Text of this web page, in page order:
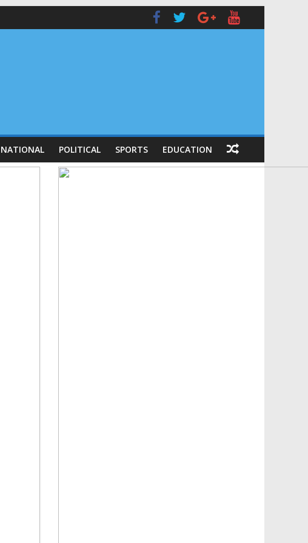
NATIONAL POLITICAL SPORTS EDUCATION